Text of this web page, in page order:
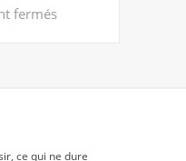
fermés
ce qui ne dure